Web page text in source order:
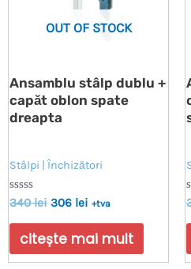
OUT OF STOCK
Ansamblu stâlp dublu +
capăt oblon spate
dreapta
Stâlpi | Închizători
Evaluat
0
din
340lei 306 lei +tva
citește mai mult